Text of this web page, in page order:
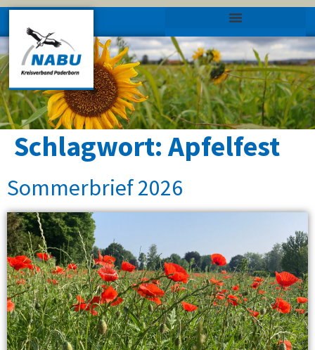
Schlagwort: Apfelfest
Sommerbrief 2026